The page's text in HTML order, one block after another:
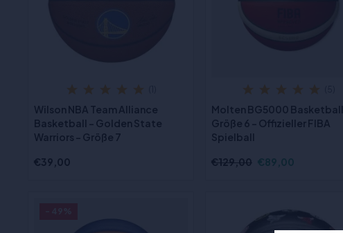
Wilson NBA Team Alliance
Basketball - Golden State
Warriors - Größe 7
€39,00
Molten BG5000 Basketball
Größe 6 - Offizieller FIBA
Spielball
€129,00 €89,00